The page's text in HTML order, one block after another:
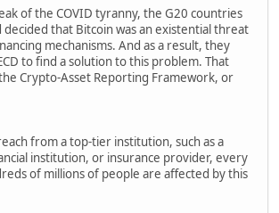
of the COVID tyranny, the G20 countries
that Bitcoin was an existential threat
mechanisms. And as a result, they
to find a solution to this problem. That
Crypto-Asset Reporting Framework, or
from a top-tier institution, such as a
institution, or insurance provider, every
of millions of people are affected by this